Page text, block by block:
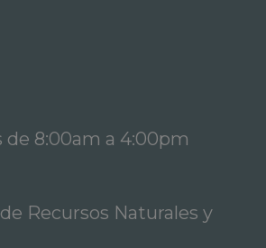
de 8:00am a 4:00pm
Recursos Naturales y